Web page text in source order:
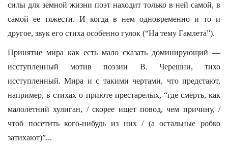
силы для земной жизни поэт находит только в ней самой, в
самой ее тяжести. И когда в нем одновременно и то и
другое, звук его стиха особенно гулок (“На тему Гамлета”).
Принятие мира как есть мало сказать доминирующий —
исступленный мотив поэзии В. Черешни, тихо
исступленный. Мира и с такими чертами, что предстают,
например, в стихах о приюте престарелых, “где смерть, как
малолетний хулиган, / скорее ищет повод, чем причину, /
чтоб посетить кого-нибудь из них / (а остальные робко
затихают)”...